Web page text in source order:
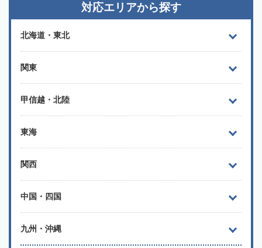
対応エリアから探す
北海道・東北
関東
甲信越・北陸
東海
関西
中国・四国
九州・沖縄